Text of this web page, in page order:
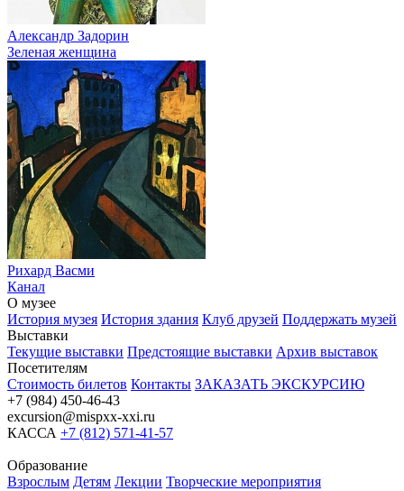
Александр Задорин
Зеленая женщина
Рихард Васми
Канал
О музее
История музея История здания Клуб друзей Поддержать музей
Выставки
Текущие выставки Предстоящие выставки Архив выставок
Посетителям
Стоимость билетов Контакты ЗАКАЗАТЬ ЭКСКУРСИЮ
+7 (984) 450-46-43
excursion@mispxx-xxi.ru
КАССА +7 (812) 571-41-57
Образование
Взрослым Детям Лекции Творческие мероприятия